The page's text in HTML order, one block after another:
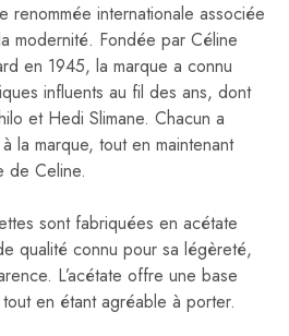
renommée internationale associée
modernité. Fondée par Céline
en 1945, la marque a connu
influents au fil des ans, dont
et Hedi Slimane. Chacun a
la marque, tout en maintenant
de Celine.
sont fabriquées en acétate
qualité connu pour sa légèreté,
L’acétate offre une base
en étant agréable à porter.